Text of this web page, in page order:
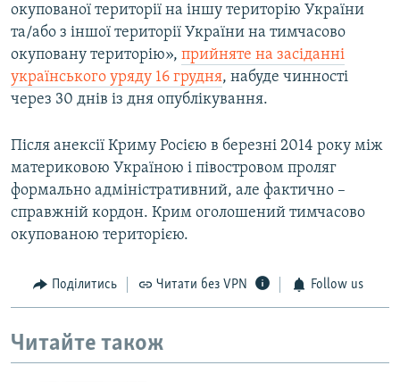
окупованої території на іншу територію України
та/або з іншої території України на тимчасово
окуповану територію», прийняте на засіданні
українського уряду 16 грудня, набуде чинності
через 30 днів із дня опублікування.
Після анексії Криму Росією в березні 2014 року між
материковою Україною і півостровом проляг
формально адміністративний, але фактично –
справжній кордон. Крим оголошений тимчасово
окупованою територією.
Поділитись Читати без VPN Follow us
Читайте також